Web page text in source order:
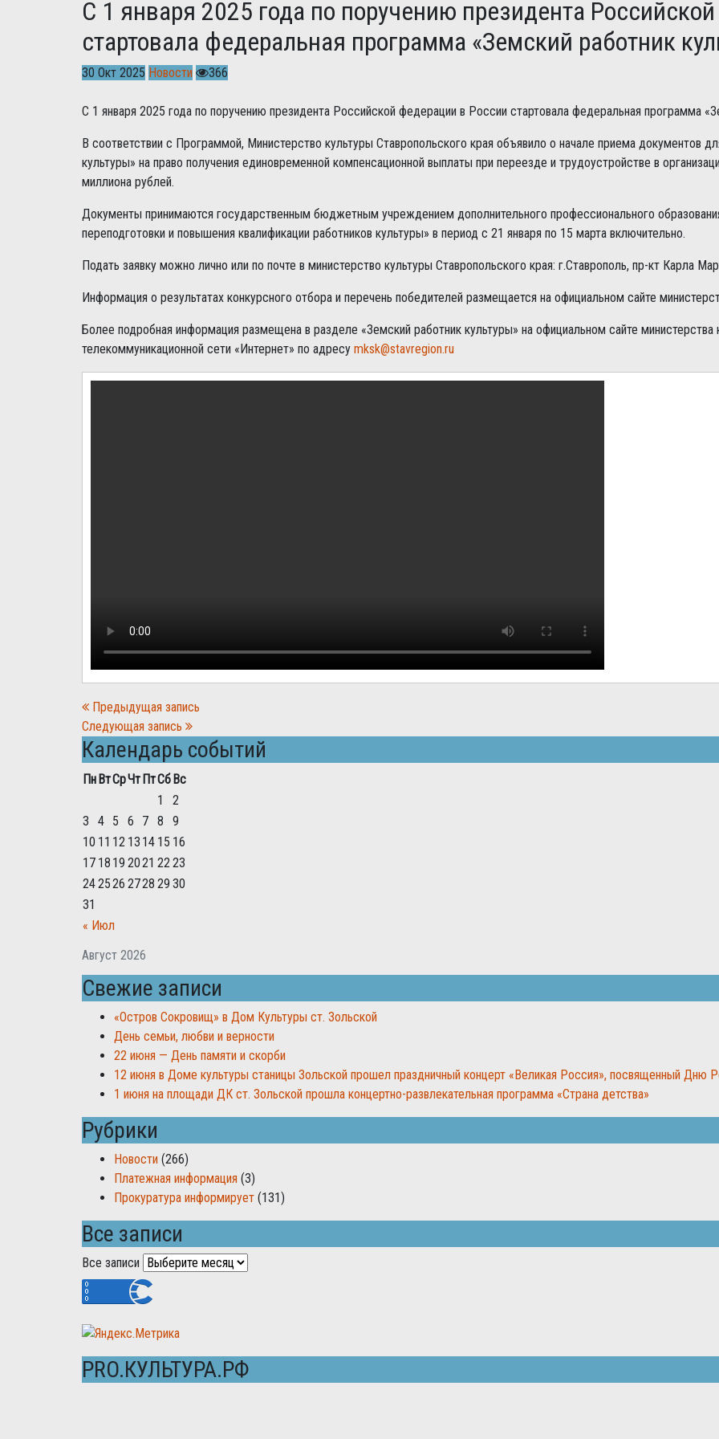
С 1 января 2025 года по поручению президента
стартовала федеральная программа «Земский работник
30 Окт 2025 Новости 366
С 1 января 2025 года по поручению президента Российской федерации в России стартовала федеральная программа
В соответствии с Программой, Министерство культуры Ставропольского края объявило о начале приема документов
культуры» на право получения единовременной компенсационной выплаты при переезде и трудоустройстве в
миллиона рублей.
Документы принимаются государственным бюджетным учреждением дополнительного профессионального
переподготовки и повышения квалификации работников культуры» в период с 21 января по 15 марта включительно.
Подать заявку можно лично или по почте в министерство культуры Ставропольского края: г.Ставрополь, пр-кт Карла
Информация о результатах конкурсного отбора и перечень победителей размещается на официальном сайте
Более подробная информация размещена в разделе «Земский работник культуры» на официальном сайте
телекоммуникационной сети «Интернет» по адресу mksk@stavregion.ru
Предыдущая запись
Следующая запись
Календарь событий
Август 2026
Пн ВтСрЧт ПтСб Вс
« Июл
1
2
3
4 5 6 7 8
9
10 11 12 13 14 15 16
17 18 19 2021 22 23
242526 2728 29 30
31
Свежие записи
«Остров Сокровищ» в Дом Культуры ст. Зольской
День семьи, любви и верности
22 июня — День памяти и скорби
12 июня в Доме культуры станицы Зольской прошел праздничный концерт «Великая Россия», посвященный Дню
1 июня на площади ДК ст. Зольской прошла концертно-развлекательная программа «Страна детства»
Рубрики
Новости (266)
Платежная информация (3)
Прокуратура информирует (131)
Все записи
Все записи
PRO.КУЛЬТУРА.РФ